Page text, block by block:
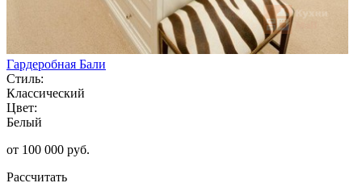
Гардеробная Бали
Стиль:
Классический
Цвет:
Белый
от 100 000 руб.
Рассчитать